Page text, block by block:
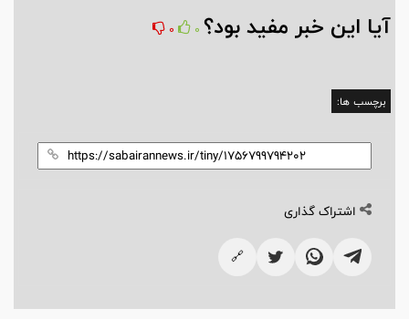
آیا این خبر مفید بود؟ 0
0
برچسب ها:
اشتراک گذاری
🔗